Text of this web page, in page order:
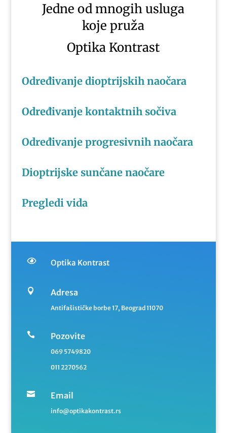
Jedne od mnogih usluga
koje pruža
Optika Kontrast
Određivanje dioptrijskih naočara
Određivanje kontaktnih sočiva
Određivanje progresivnih naočara
Dioptrijske sunčane naočare
Pregledi vida
 Optika Kontrast
 Adresa
Antifašističke borbe 17, Beograd 11070
 Pozovite
069 5749820
011 2270562
 Email
info@optikakontrast.rs